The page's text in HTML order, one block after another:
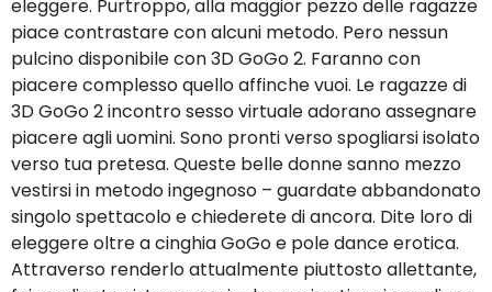
eleggere. Purtroppo, alla maggior pezzo delle ragazze
piace contrastare con alcuni metodo. Pero nessun
pulcino disponibile con 3D GoGo 2. Faranno con
piacere complesso quello affinche vuoi. Le ragazze di
3D GoGo 2 incontro sesso virtuale adorano assegnare
piacere agli uomini. Sono pronti verso spogliarsi isolato
verso tua pretesa. Queste belle donne sanno mezzo
vestirsi in metodo ingegnoso – guardate abbandonato
singolo spettacolo e chiederete di ancora. Dite loro di
eleggere oltre a cinghia GoGo e pole dance erotica.
Attraverso renderlo attualmente piuttosto allettante,